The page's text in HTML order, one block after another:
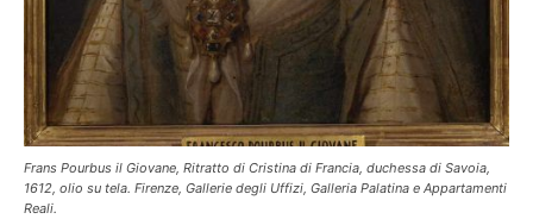
Frans Pourbus il Giovane, Ritratto di Cristina di Francia, duchessa di Savoia,
1612, olio su tela. Firenze, Gallerie degli Uffizi, Galleria Palatina e Appartamenti
Reali.